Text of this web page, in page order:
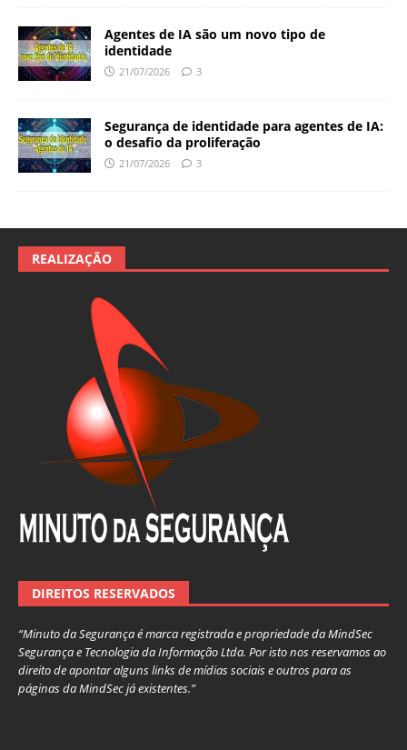
Agentes de IA são um novo tipo de
identidade
21/07/2026 3
Segurança de identidade para agentes de IA:
o desafio da proliferação
21/07/2026 3
REALIZAÇÃO
DIREITOS RESERVADOS
“Minuto da Segurança é marca registrada e propriedade da MindSec
Segurança e Tecnologia da Informação Ltda. Por isto nos reservamos ao
direito de apontar alguns links de mídias sociais e outros para as
páginas da MindSec já existentes.”